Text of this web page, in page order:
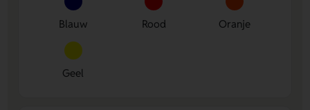
Blauw Rood Oranje
Geel